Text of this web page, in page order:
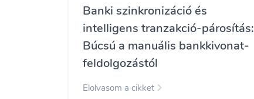
Banki szinkronizáció és
intelligens tranzakció-párosítás:
Búcsú a manuális bankkivonat-
feldolgozástól
Elolvasom a cikket